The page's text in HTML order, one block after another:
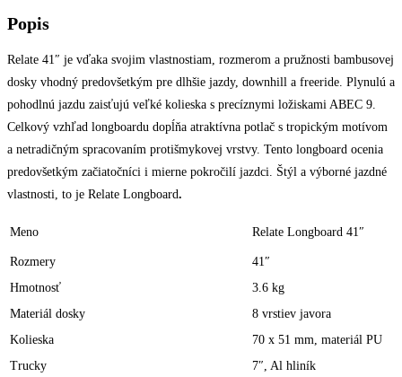
Popis
Relate 41″ je vďaka svojim vlastnostiam, rozmerom a pružnosti bambusovej
dosky vhodný predovšetkým pre dlhšie jazdy, downhill a freeride. Plynulú a
pohodlnú jazdu zaisťujú veľké kolieska s precíznymi ložiskami ABEC 9.
Celkový vzhľad longboardu dopĺňa atraktívna potlač s tropickým motívom
a netradičným spracovaním protišmykovej vrstvy. Tento longboard ocenia
predovšetkým začiatočníci i mierne pokročilí jazdci. Štýl a výborné jazdné
vlastnosti, to je Relate Longboard.
Meno Relate Longboard 41″
Rozmery
41″
Hmotnosť
3.6 kg
Materiál dosky
8 vrstiev javora
Kolieska
70 x 51 mm, materiál PU
Trucky
7″, Al hliník